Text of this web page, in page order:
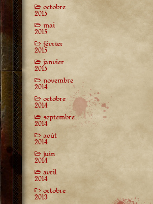
octobre
2015
mai
2015
février
2015
janvier
2015
novembre
2014
octobre
2014
septembre
2014
août
2014
juin
2014
avril
2014
octobre
2013